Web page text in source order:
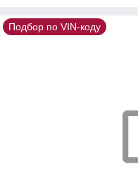
Подбор по VIN-коду